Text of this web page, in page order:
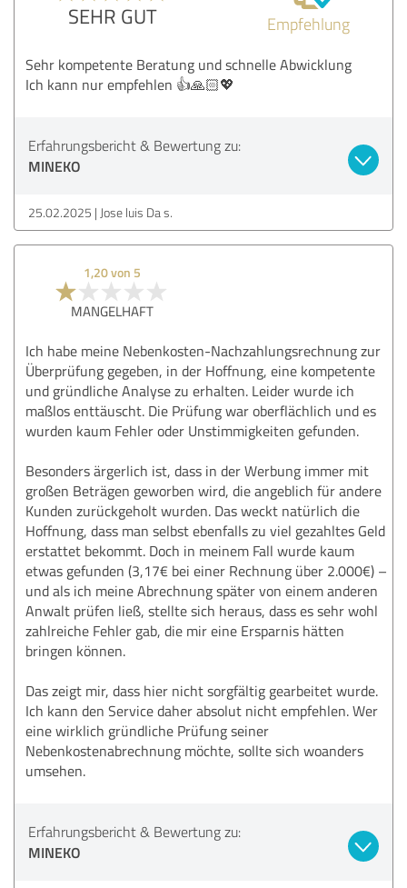
SEHR GUT Empfehlung
Sehr kompetente Beratung und schnelle Abwicklung
Ich kann nur empfehlen 👍🙏🏻💖
Erfahrungsbericht & Bewertung zu:
MINEKO
25.02.2025 Jose luis Da s.
1,20 von 5
MANGELHAFT
Ich habe meine Nebenkosten-Nachzahlungsrechnung zur
Überprüfung gegeben, in der Hoffnung, eine kompetente
und gründliche Analyse zu erhalten. Leider wurde ich
maßlos enttäuscht. Die Prüfung war oberflächlich und es
wurden kaum Fehler oder Unstimmigkeiten gefunden.
Besonders ärgerlich ist, dass in der Werbung immer mit
großen Beträgen geworben wird, die angeblich für andere
Kunden zurückgeholt wurden. Das weckt natürlich die
Hoffnung, dass man selbst ebenfalls zu viel gezahltes Geld
erstattet bekommt. Doch in meinem Fall wurde kaum
etwas gefunden (3,17€ bei einer Rechnung über 2.000€) –
und als ich meine Abrechnung später von einem anderen
Anwalt prüfen ließ, stellte sich heraus, dass es sehr wohl
zahlreiche Fehler gab, die mir eine Ersparnis hätten
bringen können.
Das zeigt mir, dass hier nicht sorgfältig gearbeitet wurde.
Ich kann den Service daher absolut nicht empfehlen. Wer
eine wirklich gründliche Prüfung seiner
Nebenkostenabrechnung möchte, sollte sich woanders
umsehen.
Erfahrungsbericht & Bewertung zu:
MINEKO